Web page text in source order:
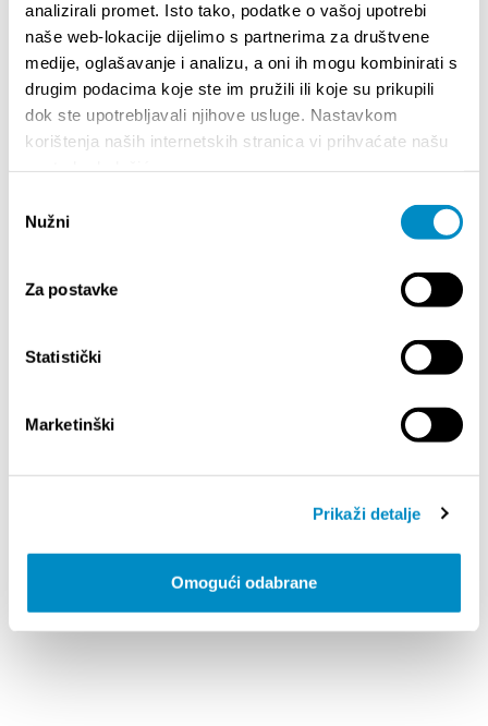
analizirali promet. Isto tako, podatke o vašoj upotrebi
naše web-lokacije dijelimo s partnerima za društvene
medije, oglašavanje i analizu, a oni ih mogu kombinirati s
drugim podacima koje ste im pružili ili koje su prikupili
dok ste upotrebljavali njihove usluge. Nastavkom
korištenja naših internetskih stranica vi prihvaćate našu
pristanka
Nužni
Za postavke
Statistički
Marketinški
Prikaži detalje
Omogući odabrane
RENT-A-GS
Ruđera Boškovića 7 (office no. 64)
+385 (0)91 565 2699
info@rent-a-gs.com
www.rent-a-gs.com
www.subrosa.hr